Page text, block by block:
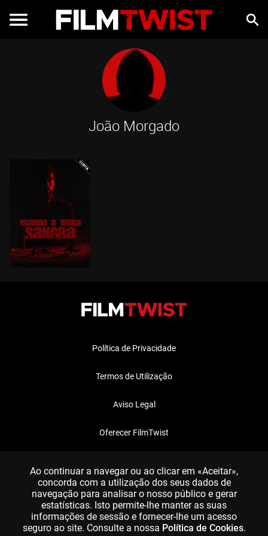
João Morgado
Política de Privacidade
Termos de Utilização
Aviso Legal
Oferecer FilmTwist
Ao continuar a navegar ou ao clicar em «Aceitar»,
concorda com a utilização dos seus dados de
navegação para analisar o nosso público e gerar
estatísticas. Isto permite-lhe manter as suas
informações de sessão e fornecer-lhe um acesso
seguro ao site. Consulte a nossa Política de Cookies.